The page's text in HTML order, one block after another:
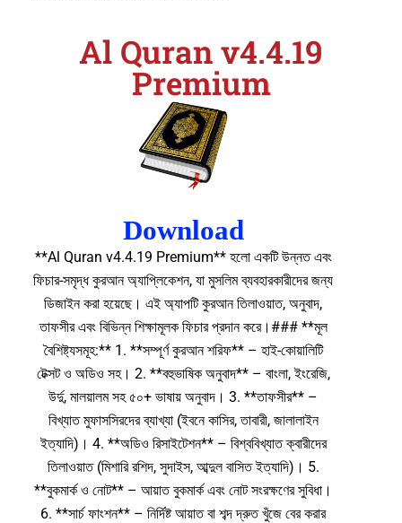
Al Quran v4.4.19
Premium
Download
**Al Quran v4.4.19 Premium** হলো একটি উন্নত এবং
ফিচার-সমৃদ্ধ কুরআন অ্যাপ্লিকেশন, যা মুসলিম ব্যবহারকারীদের জন্য
ডিজাইন করা হয়েছে। এই অ্যাপটি কুরআন তিলাওয়াত, অনুবাদ,
তাফসীর এবং বিভিন্ন শিক্ষামূলক ফিচার প্রদান করে।### **মূল
বৈশিষ্ট্যসমূহ:** 1. **সম্পূর্ণ কুরআন শরিফ** – হাই-কোয়ালিটি
টেক্সট ও অডিও সহ। 2. **বহুভাষিক অনুবাদ** – বাংলা, ইংরেজি,
উর্দু, মালয়ালম সহ ৫০+ ভাষায় অনুবাদ। 3. **তাফসীর** –
বিখ্যাত মুফাসসিরদের ব্যাখ্যা (ইবনে কাসির, তাবারী, জালালাইন
ইত্যাদি)। 4. **অডিও রিসাইটেশন** – বিশ্ববিখ্যাত ক্বারীদের
তিলাওয়াত (মিশারি রশিদ, সুদাইস, আব্দুল বাসিত ইত্যাদি)। 5.
**বুকমার্ক ও নোট** – আয়াত বুকমার্ক এবং নোট সংরক্ষণের সুবিধা।
6. **সার্চ ফাংশন** – নির্দিষ্ট আয়াত বা শব্দ দ্রুত খুঁজে বের করার